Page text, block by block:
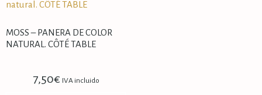
MOSS – PANERA DE COLOR
NATURAL. CÔTÉ TABLE
7,50€ IVA incluido